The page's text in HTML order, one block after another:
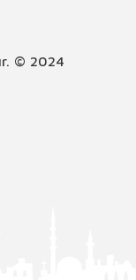
© 2024